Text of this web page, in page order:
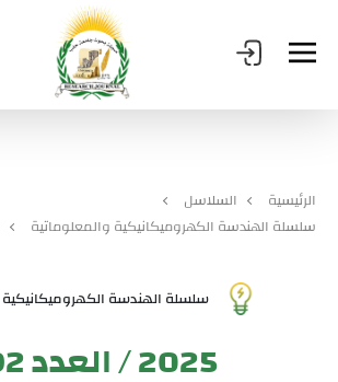
الرئيسية
السلاسل
سلسلة الهندسة الكهروميكانيكية والمعلوماتية
سلسلة الهندسة الكهروميكانيكية
2025 / العدد 192